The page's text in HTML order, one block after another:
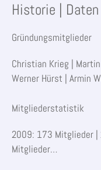
Historie | Daten
Gründungsmitglieder
Christian Krieg |
Werner Hürst | Armin
Mitgliederstatistik
2009: 173 Mitglieder
Mitglieder…